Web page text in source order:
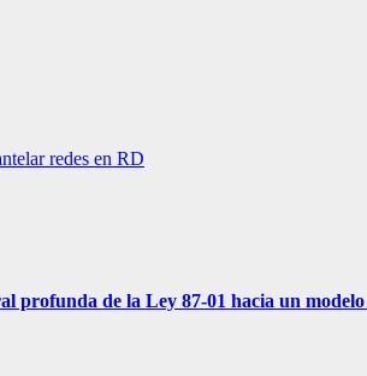
redes en RD
de la Ley 87-01 hacia un modelo